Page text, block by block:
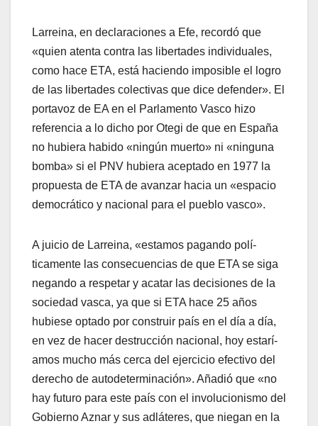
Larreina, en declaraciones a Efe, recordó que
«quien atenta contra las libertades individuales,
como hace ETA, está haciendo imposible el logro
de las libertades colectivas que dice defender». El
portavoz de EA en el Parlamento Vasco hizo
referencia a lo dicho por Otegi de que en España
no hubiera habido «ningún muerto» ni «ninguna
bomba» si el PNV hubiera aceptado en 1977 la
propuesta de ETA de avanzar hacia un «espacio
democrático y nacional para el pueblo vasco».
A juicio de Larreina, «estamos pagando polí­
ticamente las consecuencias de que ETA se siga
negando a respetar y acatar las decisiones de la
sociedad vasca, ya que si ETA hace 25 años
hubiese optado por construir paí­s en el dí­a a dí­a,
en vez de hacer destrucción nacional, hoy estarí­
amos mucho más cerca del ejercicio efectivo del
derecho de autodeterminación». Añadió que «no
hay futuro para este paí­s con el involucionismo del
Gobierno Aznar y sus adláteres, que niegan en la